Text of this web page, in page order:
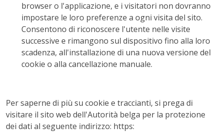
browser o l'applicazione, e i visitatori non dovranno
impostare le loro preferenze a ogni visita del sito.
Consentono di riconoscere l'utente nelle visite
successive e rimangono sul dispositivo fino alla loro
scadenza, all'installazione di una nuova versione del
cookie o alla cancellazione manuale.
Per saperne di più su cookie e traccianti, si prega di
visitare il sito web dell'Autorità belga per la protezione
dei dati al seguente indirizzo: https: